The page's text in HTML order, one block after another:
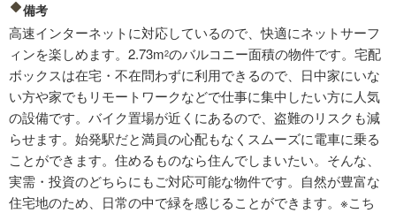
備考
高速インターネットに対応しているので、快適にネットサーフ
ィンを楽しめます。2.73m2のバルコニー面積の物件です。宅配
ボックスは在宅・不在問わずに利用できるので、日中家にいな
い方や家でもリモートワークなどで仕事に集中したい方に人気
の設備です。バイク置場が近くにあるので、盗難のリスクも減
らせます。始発駅だと満員の心配もなくスムーズに電車に乗る
ことができます。住めるものなら住んでしまいたい。そんな、
実需・投資のどちらにもご対応可能な物件です。自然が豊富な
住宅地のため、日常の中で緑を感じることができます。※こち